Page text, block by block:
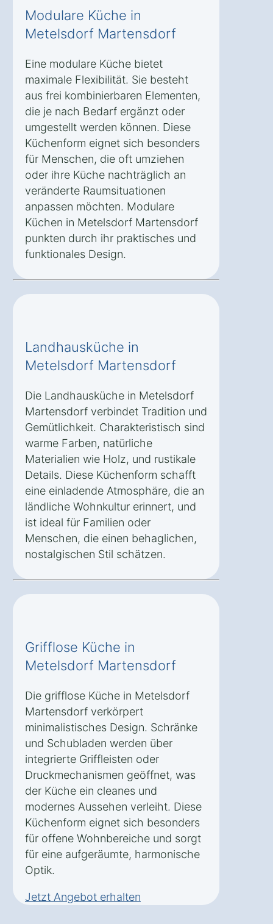
Modulare Küche in
Metelsdorf Martensdorf
Eine modulare Küche bietet
maximale Flexibilität. Sie besteht
aus frei kombinierbaren Elementen,
die je nach Bedarf ergänzt oder
umgestellt werden können. Diese
Küchenform eignet sich besonders
für Menschen, die oft umziehen
oder ihre Küche nachträglich an
veränderte Raumsituationen
anpassen möchten. Modulare
Küchen in Metelsdorf Martensdorf
punkten durch ihr praktisches und
funktionales Design.
Landhausküche in
Metelsdorf Martensdorf
Die Landhausküche in Metelsdorf
Martensdorf verbindet Tradition und
Gemütlichkeit. Charakteristisch sind
warme Farben, natürliche
Materialien wie Holz, und rustikale
Details. Diese Küchenform schafft
eine einladende Atmosphäre, die an
ländliche Wohnkultur erinnert, und
ist ideal für Familien oder
Menschen, die einen behaglichen,
nostalgischen Stil schätzen.
Grifflose Küche in
Metelsdorf Martensdorf
Die grifflose Küche in Metelsdorf
Martensdorf verkörpert
minimalistisches Design. Schränke
und Schubladen werden über
integrierte Griffleisten oder
Druckmechanismen geöffnet, was
der Küche ein cleanes und
modernes Aussehen verleiht. Diese
Küchenform eignet sich besonders
für offene Wohnbereiche und sorgt
für eine aufgeräumte, harmonische
Optik.
Jetzt Angebot erhalten